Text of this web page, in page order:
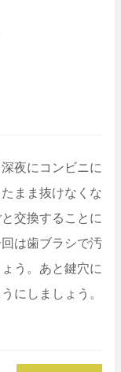
夜にコンビニに
まま抜けなくな
交換することに
は歯ブラシで汚
う。あと鍵穴に
にしましょう。